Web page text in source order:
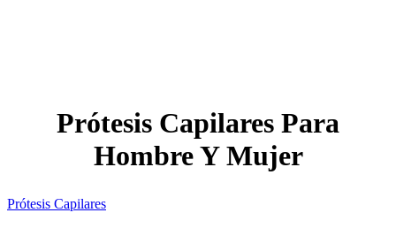
Prótesis Capilares Para
Hombre Y Mujer
Prótesis Capilares